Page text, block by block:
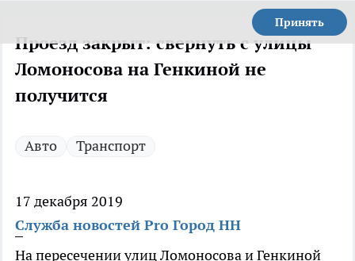
Принять
Проезд закрыт: свернуть с улицы
Ломоносова на Генкиной не
получится
Авто Транспорт
17 декабря 2019
Служба новостей Pro Город НН
На пересечении улиц Ломоносова и Генкиной